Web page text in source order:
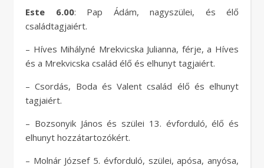
Este 6.00: Pap Ádám, nagyszülei, és élő
családtagjaiért.
– Híves Mihályné Mrekvicska Julianna, férje, a Híves
és a Mrekvicska család élő és elhunyt tagjaiért.
– Csordás, Boda és Valent család élő és elhunyt
tagjaiért.
– Bozsonyik János és szülei 13. évforduló, élő és
elhunyt hozzátartozókért.
– Molnár József 5. évforduló, szülei, apósa, anyósa,